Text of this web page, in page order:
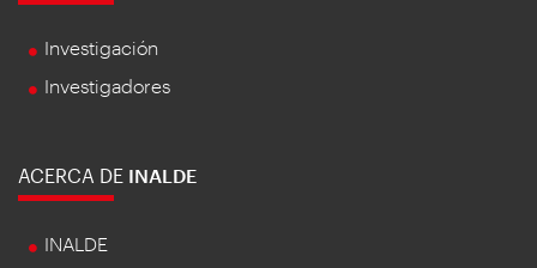
Investigación
Investigadores
ACERCA DE INALDE
INALDE